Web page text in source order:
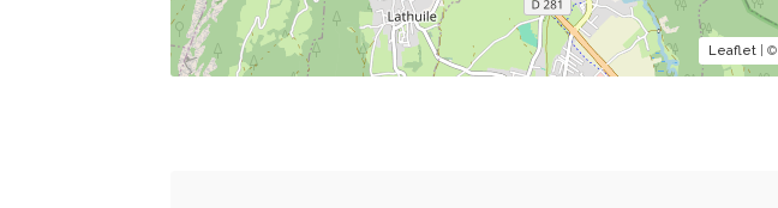
Leaflet| ©